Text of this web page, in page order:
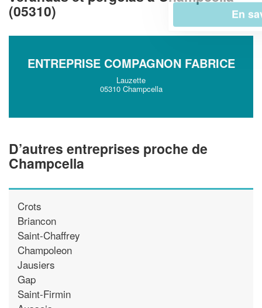
(05310)
ENTREPRISE COMPAGNON FABRICE
Lauzette
05310 Champcella
D’autres entreprises proche de
Champcella
Crots
Briancon
Saint-Chaffrey
Champoleon
Jausiers
Gap
Saint-Firmin